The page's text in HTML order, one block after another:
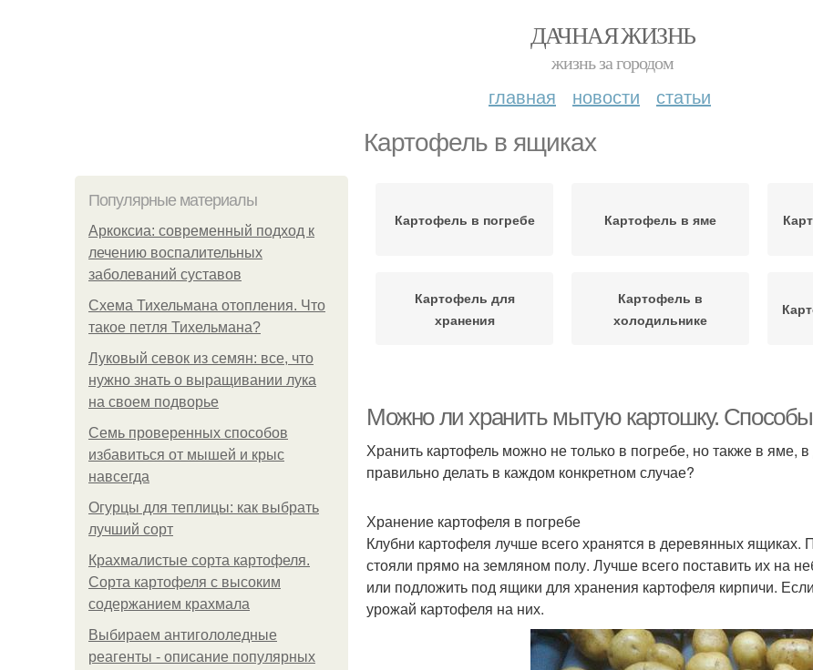
ДАЧНАЯ ЖИЗНЬ
жизнь за городом
главная новости статьи
Картофель в ящиках
Популярные материалы
Аркоксиа: современный подход к
лечению воспалительных
заболеваний суставов
Схема Тихельмана отопления. Что
такое петля Тихельмана?
Луковый севок из семян: все, что
нужно знать о выращивании лука
на своем подворье
Семь проверенных способов
избавиться от мышей и крыс
навсегда
Огурцы для теплицы: как выбрать
лучший сорт
Крахмалистые сорта картофеля.
Сорта картофеля с высоким
содержанием крахмала
Выбираем антигололедные
реагенты - описание популярных
Картофель в погребе Картофель в яме
Картофель для
хранения
Картофель в
холодильнике
период
Картофель в домашних
Можно ли хранить мытую картошку.
Хранить картофель можно не только в погребе, но также в яме,
правильно делать в каждом конкретном случае?
Хранение картофеля в погребе
Клубни картофеля лучше всего хранятся в деревянных ящиках.
стояли прямо на земляном полу. Лучше всего поставить их на
или подложить под ящики для хранения картофеля кирпичи.
урожай картофеля на них.